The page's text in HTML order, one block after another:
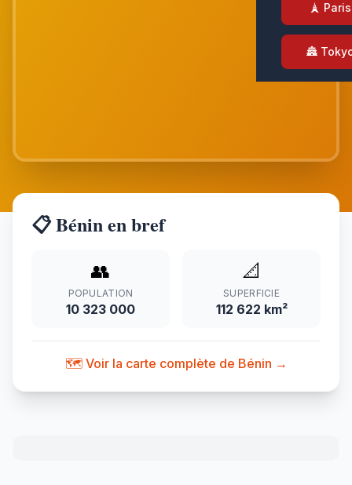
🗼 Paris
🏯
📋 Bénin en bref
👥
POPULATION
10 323 000
📐
SUPERFICIE
112 622 km²
🗺️ Voir la carte complète de Bénin →